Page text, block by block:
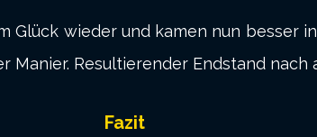
Glück wieder und kamen nun besser
Manier. Resultierender Endstand
Fazit